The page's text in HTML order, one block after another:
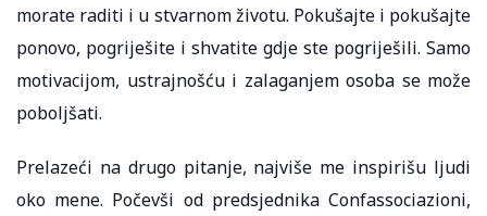
morate raditi i u stvarnom životu. Pokušajte i pokušajte
ponovo, pogriješite i shvatite gdje ste pogriješili. Samo
motivacijom, ustrajnošću i zalaganjem osoba se može
poboljšati.
Prelazeći na drugo pitanje, najviše me inspirišu ljudi
oko mene. Počevši od predsjednika Confassociazioni,